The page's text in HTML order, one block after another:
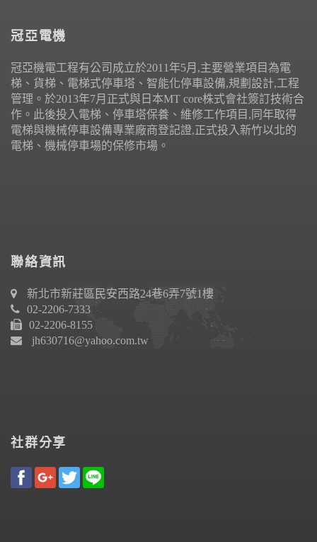
冠亞電機
冠亞機電工程有公司成立於2011年5月,主要營業項目為電
梯、貨梯、電梯式停車塔、智能化停車設備,規劃設計,工程
管理。於2013年7月正式與日本MT core株式會社簽訂技術合
作。此後投入電梯、停車塔保養、維修工作項目,同年取得
電梯與機械停車設備專業廠商登記證,正式投入新竹以北的
電梯、機械停車場的保修市場。
聯絡資訊
新北市新莊區民安西路24巷6弄7號1樓
02-2206-7333
02-2206-8155
jh630716@yahoo.com.tw
社群分享